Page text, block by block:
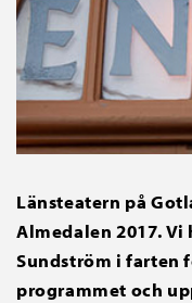
Länsteatern på
Almedalen 2017.
Sundström i farten
programmet och